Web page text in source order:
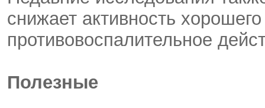
снижает активность
противовоспалительное
Полезные